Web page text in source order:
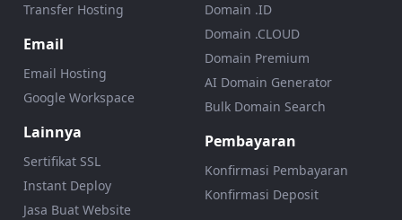
Transfer Hosting
Email
Email Hosting
Google Workspace
Lainnya
Sertifikat SSL
Instant Deploy
Jasa Buat Website
Domain .ID
Domain .CLOUD
Domain Premium
AI Domain Generator
Bulk Domain Search
Pembayaran
Konfirmasi Pembayaran
Konfirmasi Deposit